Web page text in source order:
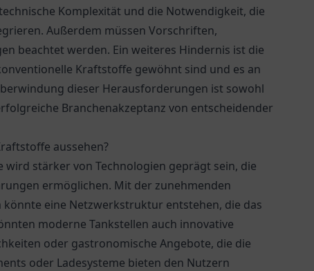
Komplexität und die Notwendigkeit, die
Außerdem müssen Vorschriften,
beachtet werden. Ein weiteres Hindernis ist die
Kraftstoffe gewöhnt sind und es an
dieser Herausforderungen ist sowohl
Branchenakzeptanz von entscheidender
aussehen?
stärker von Technologien geprägt sein, die
ermöglichen. Mit der zunehmenden
eine Netzwerkstruktur entstehen, die das
moderne Tankstellen auch innovative
oder gastronomische Angebote, die die
oder Ladesysteme bieten den Nutzern